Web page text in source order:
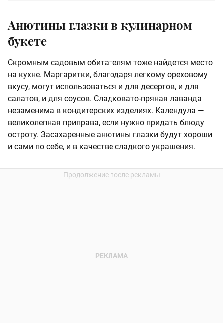
Анютины глазки в кулинарном
букете
Скромным садовым обитателям тоже найдется место
на кухне. Маргаритки, благодаря легкому ореховому
вкусу, могут использоваться и для десертов, и для
салатов, и для соусов. Сладковато-пряная лаванда
незаменима в кондитерских изделиях. Календула —
великолепная приправа, если нужно придать блюду
остроту. Засахаренные анютины глазки будут хороши
и сами по себе, и в качестве сладкого украшения.